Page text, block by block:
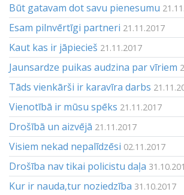
Būt gatavam dot savu pienesumu
Esam pilnvērtīgi partneri 21.11.2017
Kaut kas ir jāpiecieš 21.11.2017
Jaunsardze puikas audzina par vīriem
Tāds vienkārši ir karavīra darbs
Vienotībā ir mūsu spēks 21.11.2017
Drošībā un aizvējā 21.11.2017
Visiem nekad nepalīdzēsi 02.11.2017
Drošība nav tikai policistu daļa
Kur ir nauda,tur noziedzība 31.10.2017